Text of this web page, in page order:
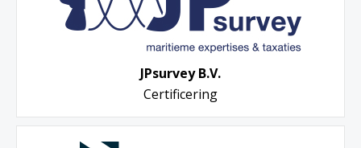
JPsurvey B.V.
Certificering